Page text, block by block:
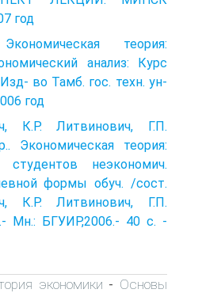
год
теория:
анализ: Курс
во Тамб. гос. техн. ун-
год
К.Р. Литвинович, Г.П.
Экономическая теория:
неэкономич.
формы обуч. /сост.
К.Р. Литвинович, Г.П.
Мн.: БГУИР,2006.- 40 с. -
экономики - Основы